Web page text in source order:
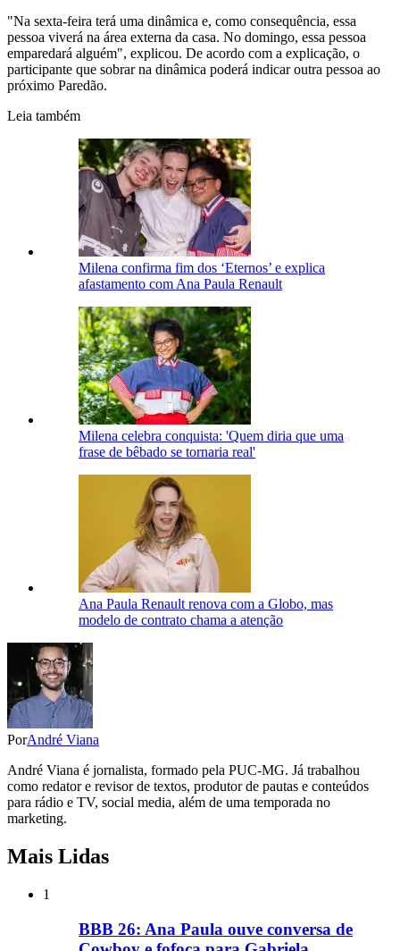
"Na sexta-feira terá uma dinâmica e, como consequência, essa
pessoa viverá na área externa da casa. No domingo, essa pessoa
emparedará alguém", explicou. De acordo com a explicação, o
participante que sobrar na dinâmica poderá indicar outra pessoa ao
próximo Paredão.
Leia também
Milena confirma fim dos ‘Eternos’ e explica
afastamento com Ana Paula Renault
Milena celebra conquista: 'Quem diria que uma
frase de bêbado se tornaria real'
Ana Paula Renault renova com a Globo, mas
modelo de contrato chama a atenção
PorAndré Viana
André Viana é jornalista, formado pela PUC-MG. Já trabalhou
como redator e revisor de textos, produtor de pautas e conteúdos
para rádio e TV, social media, além de uma temporada no
marketing.
Mais Lidas
1
BBB 26: Ana Paula ouve conversa de